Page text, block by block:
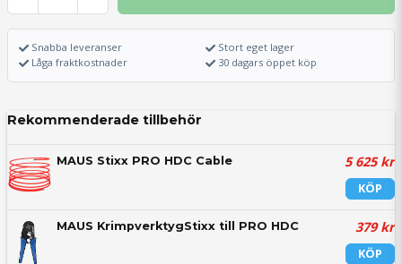
Snabba leveranser
Låga fraktkostnader
Stort eget lager
30 dagars öppet köp
Rekommenderade tillbehör
MAUS Stixx PRO HDC Cable 5 625 kr
KÖP
MAUS KrimpverktygStixx till PRO HDC 379 kr
KÖP